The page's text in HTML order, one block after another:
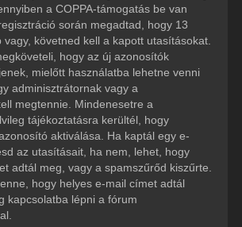
a COPPA-támogatás be van
során megadtad, hogy 13
követned kell a kapott utasításokat.
hogy az új azonosítók
mielőtt használatba lehetne venni
adminisztrátornak vagy a
megtennie. Mindenesetre a
tájékoztatásra kerültél, hogy
aktiválása. Ha kaptál egy e-
az utasításait, ha nem, lehet, hogy
adtál meg, vagy a spamszűrőd kiszűrte.
hogy helyes e-mail címet adtál
kapcsolatba lépni a fórum